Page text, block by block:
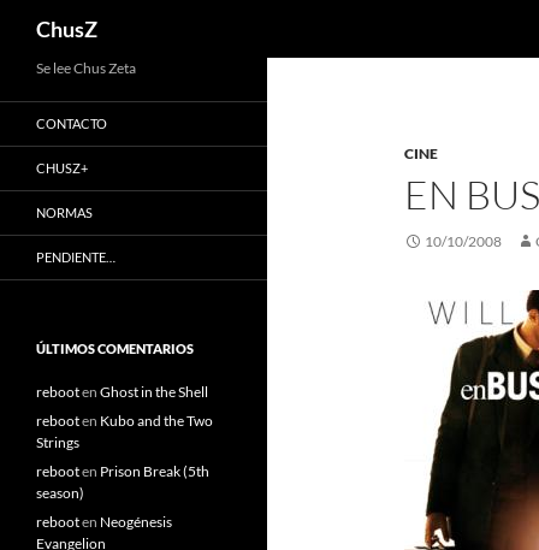
Saltar
al
contenido
ChusZ
CINE
EN
10/10/2008
Se lee Chus Zeta
CONTACTO
CHUSZ+
NORMAS
PENDIENTE…
ÚLTIMOS COMENTARIOS
rebooten Ghost in the Shell
rebooten Kubo and the Two
Strings
rebooten Prison Break (5th
season)
rebooten Neogénesis
Evangelion